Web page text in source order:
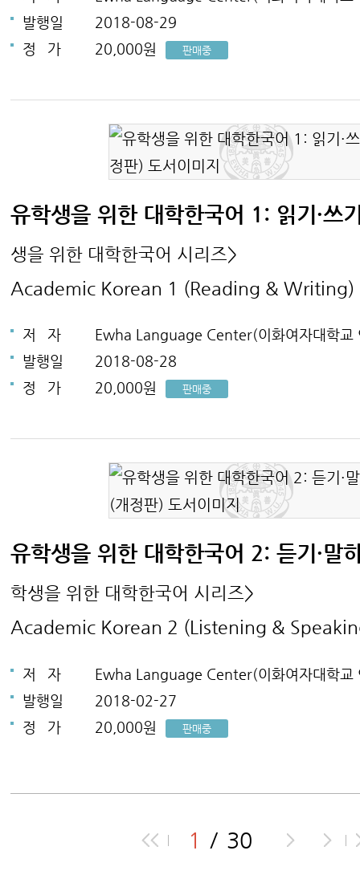
발행일
2018-08-29
정
가 20,000원 판매중
유학생을 위한 대학한국어 1: 읽기·쓰
생을 위한 대학한국어 시리즈>
Academic Korean 1 (Reading & Writing)
저 자
Ewha Language Center(이화여자대학교
발행일
2018-08-28
정
가 20,000원 판매중
유학생을 위한 대학한국어 2: 듣기·말
학생을 위한 대학한국어 시리즈>
Academic Korean 2 (Listening &
저 자
Ewha Language Center(이화여자대학교
발행일
2018-02-27
정
가 20,000원 판매중
1 30